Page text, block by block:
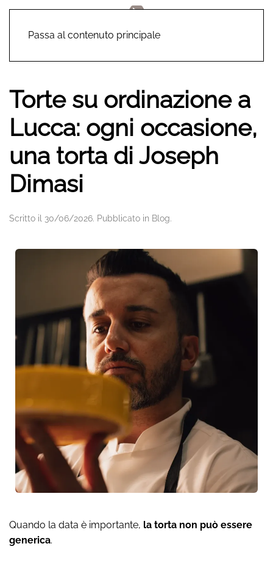
Passa al contenuto principale
Torte su ordinazione a
Lucca: ogni occasione,
una torta di Joseph
Dimasi
Scritto il 30/06/2026. Pubblicato in Blog.
Quando la data è importante, la torta non può essere
generica.